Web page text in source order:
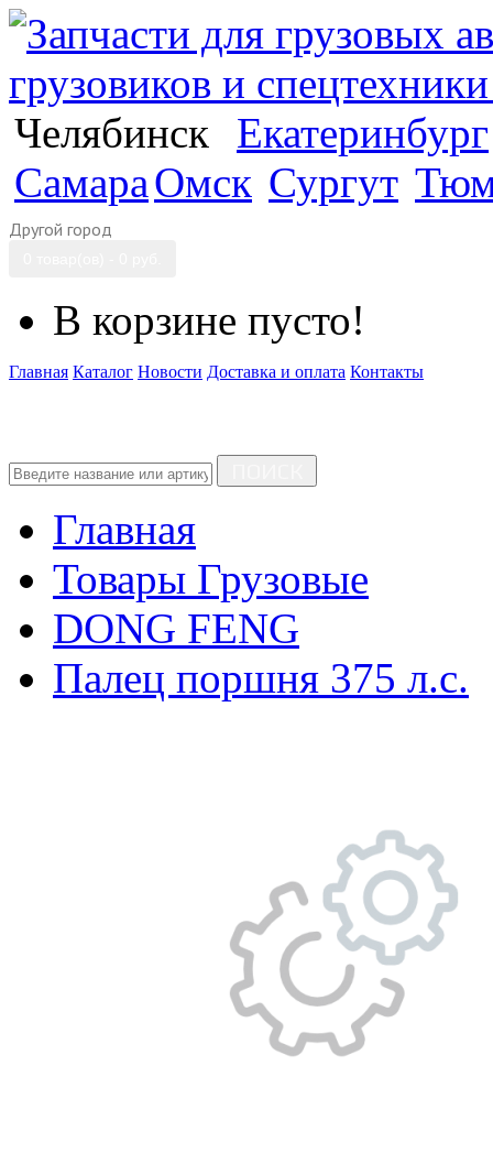
Челябинск
Екатеринбург
СамараОмск Сургут
Другой город
В корзине пусто!
Главная Каталог Новости Доставка и оплата Контакты
Главная
Товары Грузовые
DONG FENG
Палец поршня 375 л.с.